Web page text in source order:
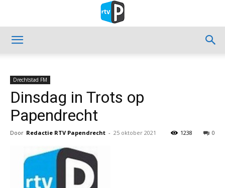
Drechtstad FM
Dinsdag in Trots op
Papendrecht
Door Redactie RTV Papendrecht - 25 oktober 2021 0
1238